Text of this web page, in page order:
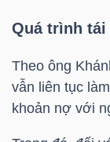
Quá trình tái
Theo ông
vẫn liên tục
khoản nợ với
SINH